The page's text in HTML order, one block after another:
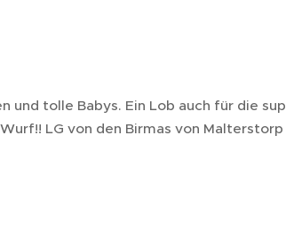
und tolle Babys. Ein Lob auch für die
LG von den Birmas von Malterstorp